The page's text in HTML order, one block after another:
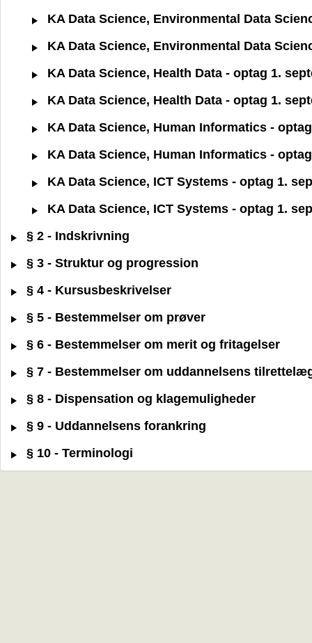
KA Data Science, Environmental Data
KA Data Science, Environmental Data
KA Data Science, Health Data - optag 1.
KA Data Science, Health Data - optag 1.
KA Data Science, Human Informatics -
KA Data Science, Human Informatics -
KA Data Science, ICT Systems - optag 1.
KA Data Science, ICT Systems - optag 1.
§ 2 - Indskrivning
§ 3 - Struktur og progression
§ 4 - Kursusbeskrivelser
§ 5 - Bestemmelser om prøver
§ 6 - Bestemmelser om merit og fritagelser
§ 7 - Bestemmelser om uddannelsens
§ 8 - Dispensation og klagemuligheder
§ 9 - Uddannelsens forankring
§ 10 - Terminologi